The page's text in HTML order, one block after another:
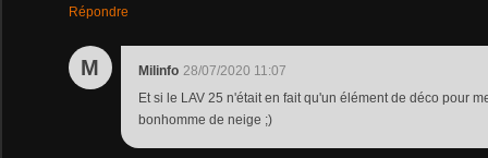
Répondre
M Milinfo 28/07/2020 11:07
Et si le LAV 25 n'était en fait qu'un élément de déco pour
bonhomme de neige ;)